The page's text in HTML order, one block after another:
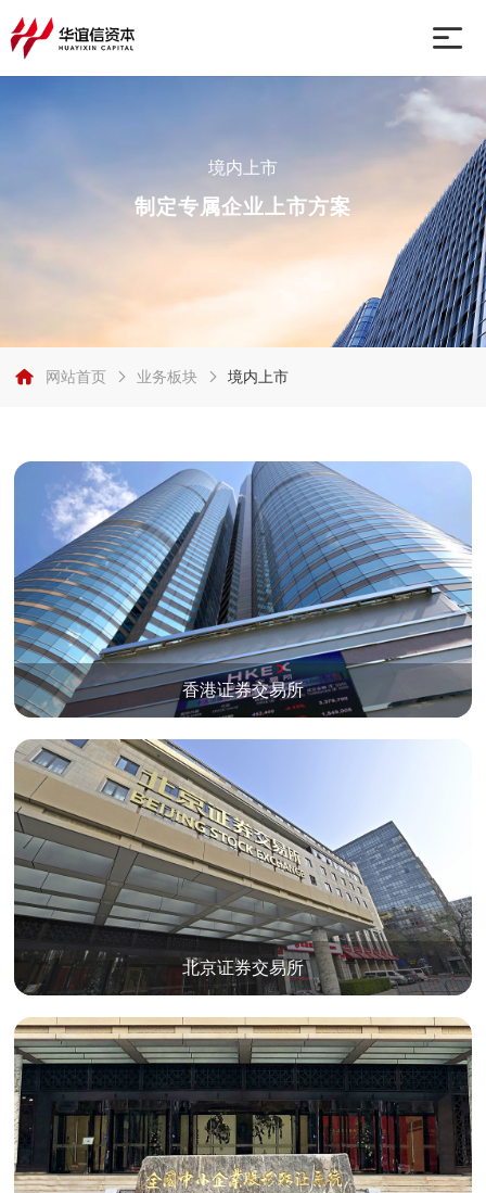
联系我们
境内上市
制定专属企业上市方案
网站首页 业务板块 境内上市
香港证券交易所
北京证券交易所